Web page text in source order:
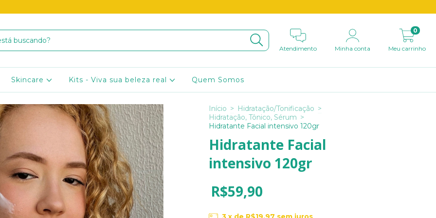
Atendimento Minha conta Meu carrinho
0
Skincare Kits - Viva sua beleza real Quem Somos
Início > Hidratação/Tonificação >
Hidratação, Tônico, Sérum >
Hidratante Facial intensivo 120gr
Hidratante Facial
intensivo 120gr
R$59,90